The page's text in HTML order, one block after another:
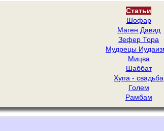
Статьи
Шофар
Маген Давид
Зефер Тора
Мудрецы
Мицва
Шаббат
Хупа - свадьба
Голем
Рамбам